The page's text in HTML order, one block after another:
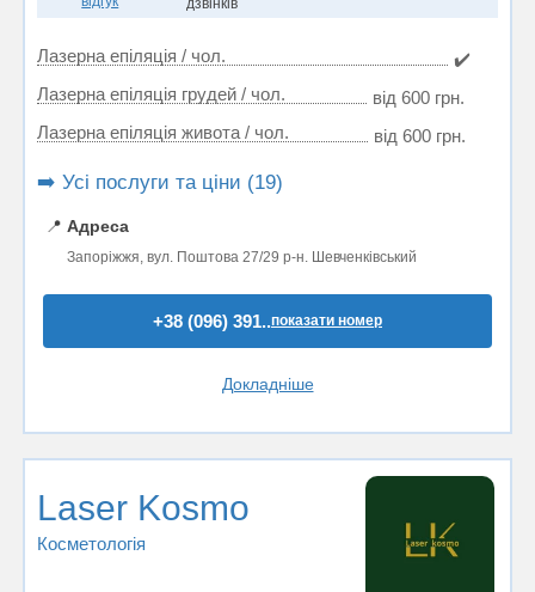
дзвінків
Лазерна епіляція / чол.
✔️
Лазерна епіляція грудей / чол.
від 600 грн.
Лазерна епіляція живота / чол.
від 600 грн.
➡️ Усі послуги та ціни (19)
📍 Адреса
Запоріжжя, вул. Поштова 27/29 р-н. Шевченківський
+38 (096) 391..показати номер
Докладніше
Laser Kosmo
Косметологія